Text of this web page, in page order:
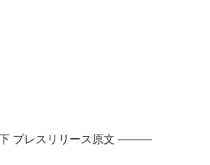
プレスリリース原文 ———